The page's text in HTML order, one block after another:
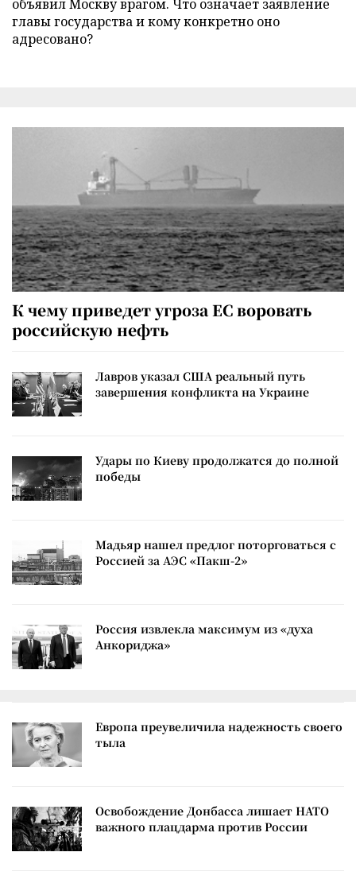
объявил Москву врагом. Что означает заявление
главы государства и кому конкретно оно
адресовано?
К чему приведет угроза ЕС воровать
российскую нефть
Лавров указал США реальный путь
завершения конфликта на Украине
Удары по Киеву продолжатся до полной
победы
Мадьяр нашел предлог поторговаться с
Россией за АЭС «Пакш-2»
Россия извлекла максимум из «духа
Анкориджа»
Европа преувеличила надежность своего
тыла
Освобождение Донбасса лишает НАТО
важного плацдарма против России